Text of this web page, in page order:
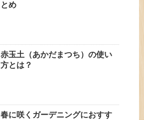
とめ
赤玉土（あかだまつち）の使い
方とは？
春に咲くガーデニングにおすす